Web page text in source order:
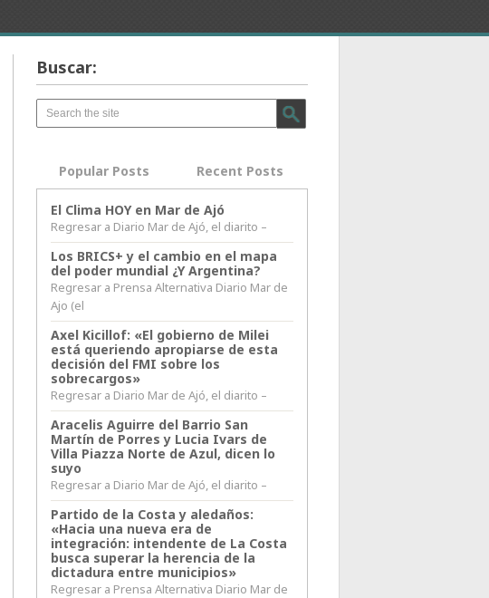
Buscar:
Popular Posts Recent Posts
El Clima HOY en Mar de Ajó
Regresar a Diario Mar de Ajó, el diarito –
Los BRICS+ y el cambio en el mapa
del poder mundial ¿Y Argentina?
Regresar a Prensa Alternativa Diario Mar de
Ajo (el
Axel Kicillof: «El gobierno de Milei
está queriendo apropiarse de esta
decisión del FMI sobre los
sobrecargos»
Regresar a Diario Mar de Ajó, el diarito –
Aracelis Aguirre del Barrio San
Martín de Porres y Lucia Ivars de
Villa Piazza Norte de Azul, dicen lo
suyo
Regresar a Diario Mar de Ajó, el diarito –
Partido de la Costa y aledaños:
«Hacia una nueva era de
integración: intendente de La Costa
busca superar la herencia de la
dictadura entre municipios»
Regresar a Prensa Alternativa Diario Mar de